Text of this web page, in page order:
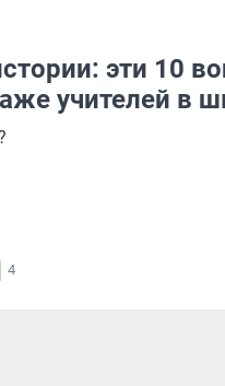
эти 10
учителей в
4